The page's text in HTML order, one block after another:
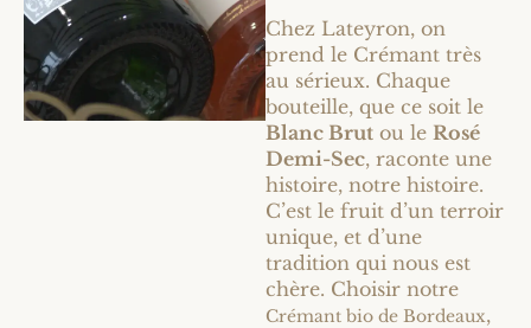
Chez Lateyron, on
prend le Crémant très
au sérieux. Chaque
bouteille, que ce soit le
Blanc Brut ou le Rosé
Demi-Sec, raconte une
histoire, notre histoire.
C’est le fruit d’un terroir
unique, et d’une
tradition qui nous est
chère. Choisir notre
Crémant bio de Bordeaux,